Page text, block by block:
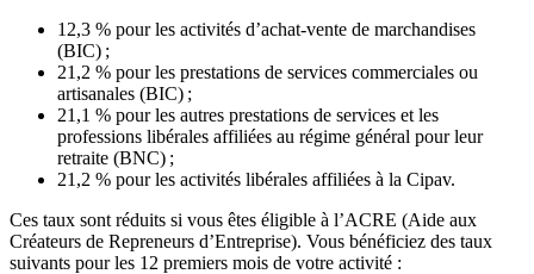
12,3 % pour les activités d’achat-vente de marchandises
(BIC) ;
21,2 % pour les prestations de services commerciales ou
artisanales (BIC) ;
21,1 % pour les autres prestations de services et les
professions libérales affiliées au régime général pour leur
retraite (BNC) ;
21,2 % pour les activités libérales affiliées à la Cipav.
Ces taux sont réduits si vous êtes éligible à l’ACRE (Aide aux
Créateurs de Repreneurs d’Entreprise). Vous bénéficiez des taux
suivants pour les 12 premiers mois de votre activité :